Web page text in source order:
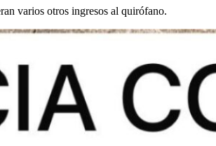
varios otros ingresos al quirófano.